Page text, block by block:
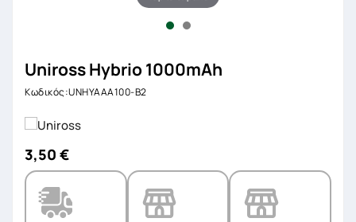
Uniross Hybrio 1000mAh
Κωδικός:UNHYAAA100-B2
3,50 €